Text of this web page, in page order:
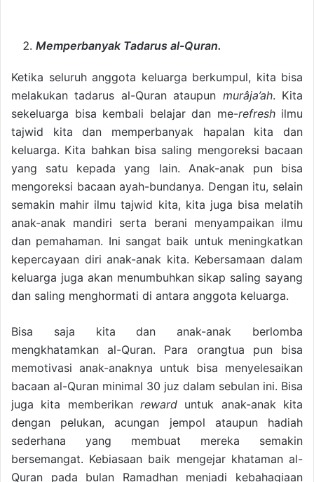
Memperbanyak Tadarus al-Quran.
Ketika seluruh anggota keluarga berkumpul, kita bisa
melakukan tadarus al-Quran ataupun murâja’ah. Kita
sekeluarga bisa kembali belajar dan me-refresh ilmu
tajwid kita dan memperbanyak hapalan kita dan
keluarga. Kita bahkan bisa saling mengoreksi bacaan
yang satu kepada yang lain. Anak-anak pun bisa
mengoreksi bacaan ayah-bundanya. Dengan itu, selain
semakin mahir ilmu tajwid kita, kita juga bisa melatih
anak-anak mandiri serta berani menyampaikan ilmu
dan pemahaman. Ini sangat baik untuk meningkatkan
kepercayaan diri anak-anak kita. Kebersamaan dalam
keluarga juga akan menumbuhkan sikap saling sayang
dan saling menghormati di antara anggota keluarga.
Bisa saja kita dan anak-anak berlomba
mengkhatamkan al-Quran. Para orangtua pun bisa
memotivasi anak-anaknya untuk bisa menyelesaikan
bacaan al-Quran minimal 30 juz dalam sebulan ini. Bisa
juga kita memberikan reward untuk anak-anak kita
dengan pelukan, acungan jempol ataupun hadiah
sederhana yang membuat mereka semakin
bersemangat. Kebiasaan baik mengejar khataman al-
Quran pada bulan Ramadhan menjadi kebahagiaan